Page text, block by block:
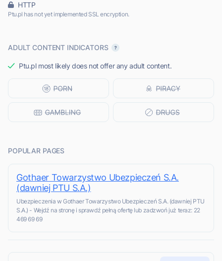
HTTP
Ptu.pl has not yet implemented SSL encryption.
ADULT CONTENT INDICATORS
Ptu.pl most likely does not offer any adult content.
POPULAR PAGES
Gothaer Towarzystwo Ubezpieczeń S.A.
(dawniej PTU S.A.)
Ubezpieczenia w Gothaer Towarzystwo Ubezpieczeń S.A. (dawniej PTU
S.A.) - Wejdź na stronę i sprawdź pełną ofertę lub zadzwoń już teraz: 22
469 69 69